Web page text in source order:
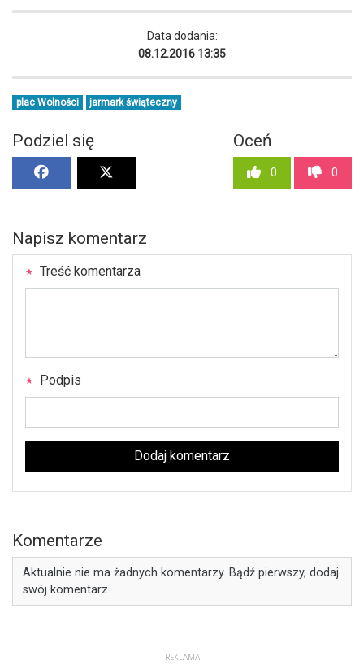
Data dodania:
08.12.2016 13:35
plac Wolności jarmark świąteczny
Podziel się Oceń
0 0
Napisz komentarz
Treść komentarza
Podpis
Dodaj komentarz
Komentarze
Aktualnie nie ma żadnych komentarzy. Bądź pierwszy, dodaj
swój komentarz.
REKLAMA